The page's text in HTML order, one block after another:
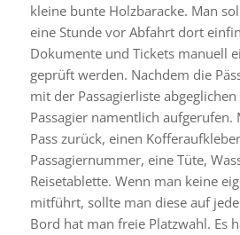
kleine bunte Holzbaracke. Man
eine Stunde vor Abfahrt dort
Dokumente und Tickets manuell
geprüft werden. Nachdem die
mit der Passagierliste
Passagier namentlich aufgerufen.
Pass zurück, einen
Passagiernummer, eine Tüte,
Reisetablette. Wenn man keine
mitführt, sollte man diese auf
Bord hat man freie Platzwahl. Es